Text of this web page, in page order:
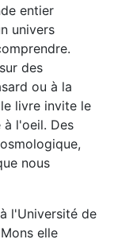
entier
univers
des
ou à la
livre invite le
l'oeil. Des
nous
l'Université de
elle